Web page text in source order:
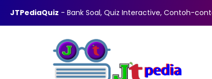
JTPediaQuiz - Bank Soal, Quiz Interactive, Contoh-
ABOUT CONTACT PRIVACY DISCLAIMER TOS